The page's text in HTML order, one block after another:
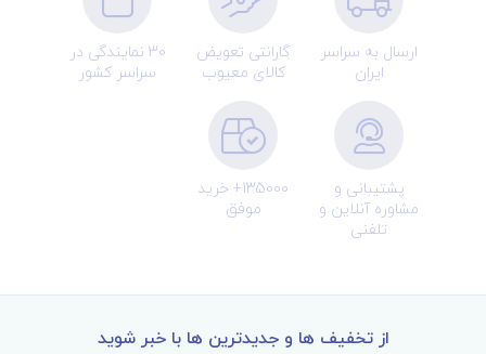
ارسال به سراسر
ایران
گارانتی تعویض
کالای معیوب
30 نمایندگی در
سراسر کشور
پشتیبانی و
مشاوره آنلاین و
تلفنی
135000+ خرید
موفق
از تخفیف ها و جدیدترین ها با خبر شوید